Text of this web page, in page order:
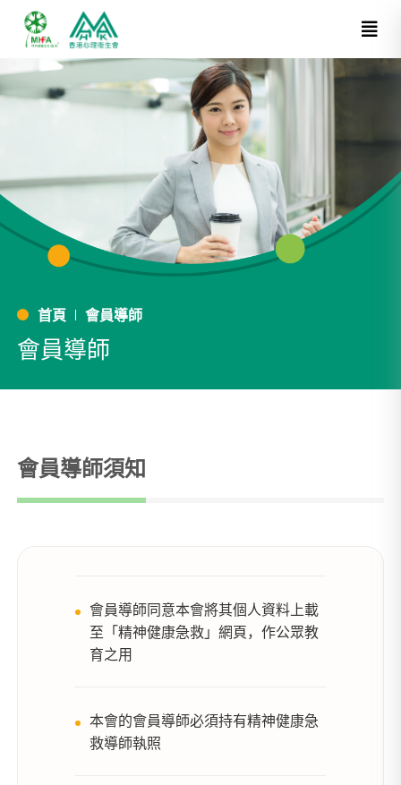
首頁 會員導師
會員導師
會員導師須知
會員導師同意本會將其個人資料上載
至「精神健康急救」網頁，作公眾教
育之用
本會的會員導師必須持有精神健康急
救導師執照